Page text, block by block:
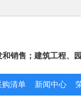
销售；建筑工程、
购清单 新闻中心